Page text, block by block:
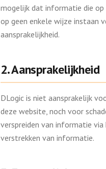
mogelijk dat informatie die
op geen enkele wijze instaan
aansprakelijkheid.
2. Aansprakelijkheid
DLogic is niet aansprakelijk
deze website, noch voor
verspreiden van informatie
verstrekken van informatie.